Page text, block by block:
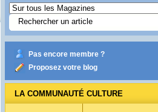
Pas encore membre ?
Proposez votre blog
LA COMMUNAUTÉ CULTURE